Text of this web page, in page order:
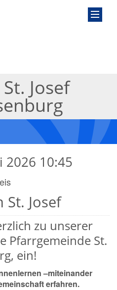
Josef
Josef
2026 10:45
zu unserer
Pfarrgemeinde St.
ein!
–miteinander
erfahren.